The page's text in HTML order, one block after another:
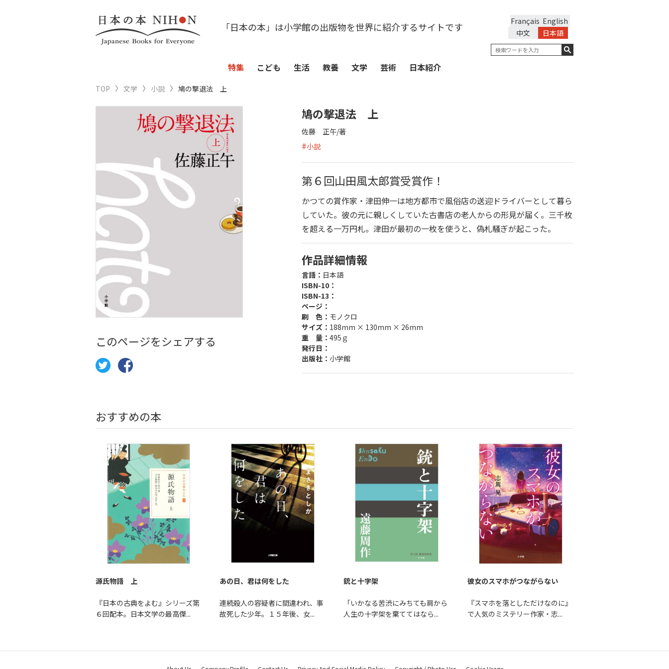
「日本の本」は小学館の出版物を世界に紹介するサイトです English
Français
日本語
中文
特集 こども 生活 教養 文学 芸術 日本紹介
TOP 文学 小説 鳩の撃退法 上
鳩の撃退法 上
佐藤 正午/著
#小説
第６回山田風太郎賞受賞作！
かつての賞作家・津田伸一は地方都市で風俗店の送迎ドライバーとして暮ら
していた。彼の元に親しくしていた古書店の老人からの形見が届く。三千枚
を超える一万円札。津田が最初の一枚を使うと、偽札騒ぎが起こった。
作品詳細情報
言語： 日本語
ISBN-10：
ISBN-13：
ページ：
刷 色： モノクロ
サイズ： 188mm × 130mm × 26mm
重 量： 495ｇ
発行日：
出版社： 小学館
このページをシェアする
おすすめの本
源氏物語 上
『日本の古典をよむ』シリーズ第
６回配本。日本文学の最高傑...
あの日、君は何をした
連続殺人の容疑者に間違われ、事
故死した少年。１５年後、女...
銃と十字架
「いかなる苦渋にみちても肩から
人生の十字架を棄ててはなら...
彼女のスマホがつながらない
『スマホを落としただけなのに』
で人気のミステリー作家・志...